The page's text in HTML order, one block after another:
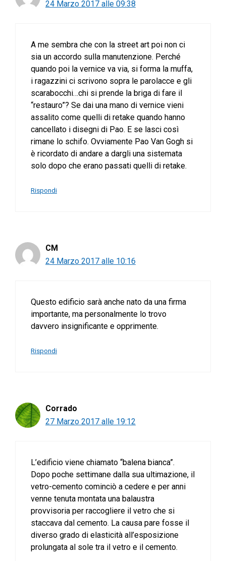
24 Marzo 2017 alle 09:38
A me sembra che con la street art poi non ci
sia un accordo sulla manutenzione. Perché
quando poi la vernice va via, si forma la muffa,
i ragazzini ci scrivono sopra le parolacce e gli
scarabocchi…chi si prende la briga di fare il
“restauro”? Se dai una mano di vernice vieni
assalito come quelli di retake quando hanno
cancellato i disegni di Pao. E se lasci così
rimane lo schifo. Ovviamente Pao Van Gogh si
è ricordato di andare a dargli una sistemata
solo dopo che erano passati quelli di retake.
Rispondi
CM
24 Marzo 2017 alle 10:16
Questo edificio sarà anche nato da una firma
importante, ma personalmente lo trovo
davvero insignificante e opprimente.
Rispondi
Corrado
27 Marzo 2017 alle 19:12
L’edificio viene chiamato “balena bianca”.
Dopo poche settimane dalla sua ultimazione, il
vetro-cemento cominciò a cedere e per anni
venne tenuta montata una balaustra
provvisoria per raccogliere il vetro che si
staccava dal cemento. La causa pare fosse il
diverso grado di elasticità all’esposizione
prolungata al sole tra il vetro e il cemento.